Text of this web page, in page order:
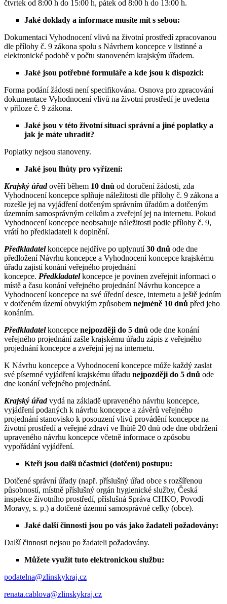
čtvrtek od 8:00 h do 15:00 h, pátek od 8:00 h do 13:00 h.
Jaké doklady a informace musíte mít s sebou:
Dokumentaci Vyhodnocení vlivů na životní prostředí zpracovanou
dle přílohy č. 9 zákona spolu s Návrhem koncepce v listinné a
elektronické podobě v počtu stanoveném krajským úřadem.
Jaké jsou potřebné formuláře a kde jsou k dispozici:
Forma podání žádosti není specifikována. Osnova pro zpracování
dokumentace Vyhodnocení vlivů na životní prostředí je uvedena
v příloze č. 9 zákona.
Jaké jsou v této životní situaci správní a jiné poplatky a
jak je máte uhradit?
Poplatky nejsou stanoveny.
Jaké jsou lhůty pro vyřízení:
Krajský úřadověří během 10 dnů od doručení žádosti, zda
Vyhodnocení koncepce splňuje náležitosti dle přílohy č. 9 zákona a
rozešle jej na vyjádření dotčeným správním úřadům a dotčeným
územním samosprávným celkům a zveřejní jej na internetu. Pokud
Vyhodnocení koncepce neobsahuje náležitosti podle přílohy č. 9,
vrátí ho předkladateli k doplnění.
Předkladatelkoncepce nejdříve po uplynutí30 dnů ode dne
předložení Návrhu koncepce a Vyhodnocení koncepce krajskému
úřadu zajistí konání veřejného projednání
koncepce. Předkladatelkoncepce je povinen zveřejnit informaci o
místě a času konání veřejného projednání Návrhu koncepce a
Vyhodnocení koncepce na své úřední desce, internetu a ještě jedním
v dotčeném území obvyklým způsobem nejméně 10 dnů před jeho
konáním.
Předkladatelkoncepce nejpozději do 5 dnů ode dne konání
veřejného projednání zašle krajskému úřadu zápis z veřejného
projednání koncepce a zveřejní jej na internetu.
K Návrhu koncepce a Vyhodnocení koncepce může každý zaslat
své písemné vyjádření krajskému úřadu nejpozději do 5 dnů ode
dne konání veřejného projednání.
Krajský úřadvydá na základě upraveného návrhu koncepce,
vyjádření podaných k návrhu koncepce a závěrů veřejného
projednání stanovisko k posouzení vlivů provádění koncepce na
životní prostředí a veřejné zdraví ve lhůtě 20 dnů ode dne obdržení
upraveného návrhu koncepce včetně informace o způsobu
vypořádání vyjádření.
Kteří jsou další účastníci (dotčení) postupu:
Dotčené správní úřady (např. příslušný úřad obce s rozšířenou
působností, místně příslušný orgán hygienické služby, Česká
inspekce životního prostředí, příslušná Správa CHKO, Povodí
Moravy, s. p.) a dotčené územní samosprávné celky (obce).
Jaké další činnosti jsou po vás jako žadateli požadovány:
Další činnosti nejsou po žadateli požadovány.
Můžete využít tuto elektronickou službu:
podatelna@zlinskykraj.cz
renata.cablova@zlinskykraj.cz